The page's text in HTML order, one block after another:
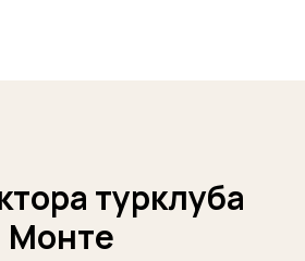
турклуба
Монте